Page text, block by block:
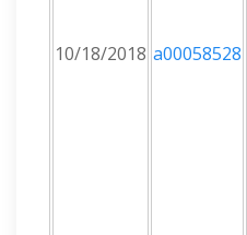
10/18/2018 a00058528